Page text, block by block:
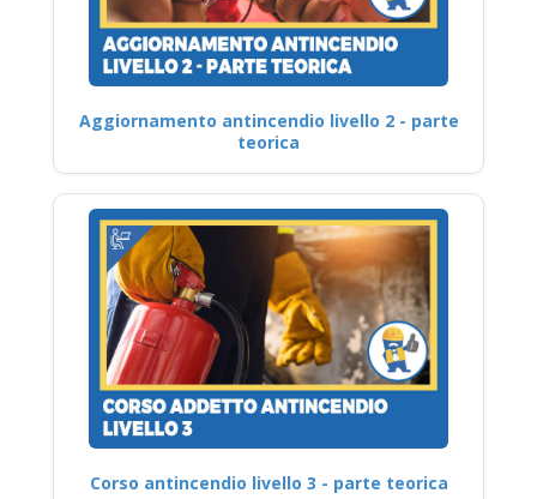
Aggiornamento antincendio livello 2 - parte
teorica
Corso antincendio livello 3 - parte teorica